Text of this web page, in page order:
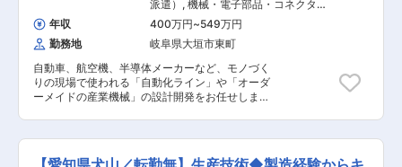
トウェア研修、語学研修など)が有ります。外部研
修への参加も可能。 ■村田機械について： ・
「自動化」を軸に、クリーンFA（半導体）、繊維
機械、ロジスティクス＆オートメーション、工作
機械、情報機器の5つの分野に展開する産業機械
のグローバル企業。 ・売上高5000億規模！右肩
上がり成長中／営業利益率18%を誇る高収益企業
に国内有数の規模ながら、非上場による経営戦略
を展開 ・年間休日120日以上・完全週休2日制／5
か？を考えることに集中できます。 ■組織構成
生産技術課には正社員8名（うち5名が親会社から
の出向者）、嘱託社員1名の計9名が在籍しており
ます。 ■求められる役割 まず、入社後1週間は座
学で研修の予定です、その後OJTにて担当業務を
割り振りますので、社内生産設備の特徴を少しづ
つ覚えて頂きます。製造部署の班長やメーカーの
担当者など、多くの方とのやり取りが発生し、慣
て頂ける事を期待しています。 ■研修制度・福利
派遣） , 機械・電子部品・コネクタ
CADオペレーター（機械）
年収 400万円~549万円
勤務地
岐阜県大垣市東町
自動車、航空機、半導体メーカーなど、モノづく
りの現場で使われる「自動化ライン」や「オーダ
ーメイドの産業機械」の設計開発をお任せしま
ます。 ・「これまでは製品設計や筐体設計、治
具設計が中心だった」 ・「指示通りのCADオ